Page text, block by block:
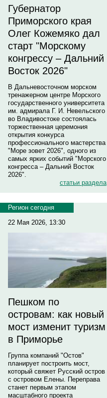
Губернатор
Приморского края
Олег Кожемяко дал
старт "Морскому
конгрессу – Дальний
Восток 2026"
В Дальневосточном морском
тренажерном центре Морского
государственного университета
им. адмирала Г. И. Невельского
во Владивостоке состоялась
торжественная церемония
открытия конкурса
профессионального мастерства
"Море зовет 2026", одного из
самых ярких событий "Морского
конгресса – Дальний Восток
2026".
статьи раздела
Регион сегодня
22 Мая 2026, 13:30
Пешком по
островам: как новый
мост изменит туризм
в Приморье
Группа компаний "Остов"
планирует построить мост,
который свяжет Русский остров
с островом Елены. Переправа
станет первым этапом
масштабного проекта